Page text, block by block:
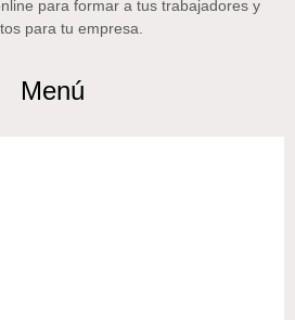
para formar a tus trabajadores y
para tu empresa.
Menú